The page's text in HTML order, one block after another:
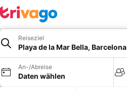
Reiseziel
Playa de la Mar Bella, Barcelona
An-/Abreise
Daten wählen